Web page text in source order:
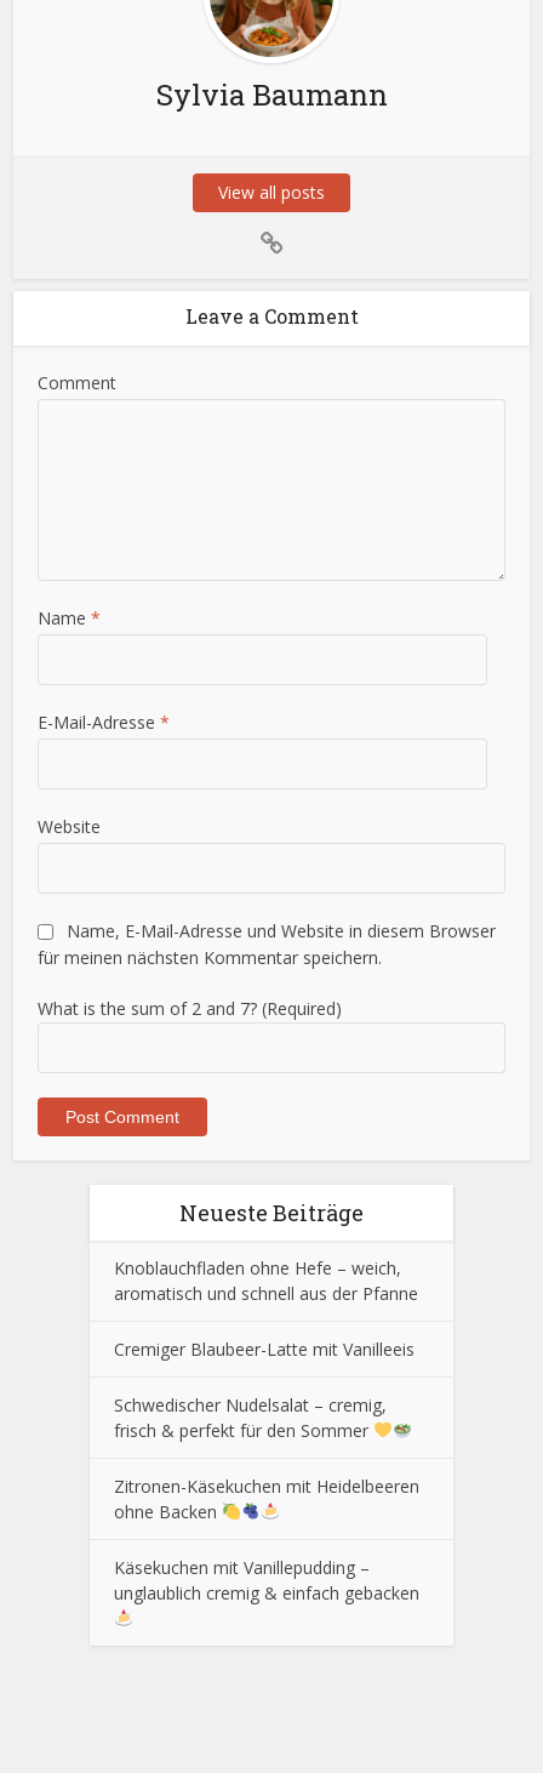
Sylvia Baumann
View all posts
Leave a Comment
Comment
Name*
E-Mail-Adresse*
Website
Name, E-Mail-Adresse und Website in diesem Browser
für meinen nächsten Kommentar speichern.
What is the sum of 2 and 7? (Required)
Neueste Beiträge
Knoblauchfladen ohne Hefe – weich,
aromatisch und schnell aus der Pfanne
Cremiger Blaubeer-Latte mit Vanilleeis
Schwedischer Nudelsalat – cremig,
frisch & perfekt für den Sommer
Zitronen-Käsekuchen mit Heidelbeeren
ohne Backen
Käsekuchen mit Vanillepudding –
unglaublich cremig & einfach gebacken